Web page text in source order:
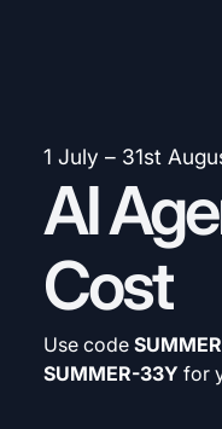
1 July – 31st
AI
Cost
Use code
SUMMER-33Y for